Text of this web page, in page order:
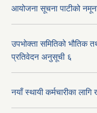
आयोजना सूचना पाटीको
उपभोक्ता समितिको भौतिक
प्रतिवेदन अनुसूची ६
नयाँ स्थायी कर्मचारीका